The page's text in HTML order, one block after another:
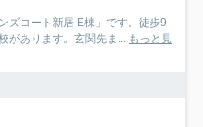
ズコート新居 E棟」です。徒歩9
があります。玄関先ま... もっと見